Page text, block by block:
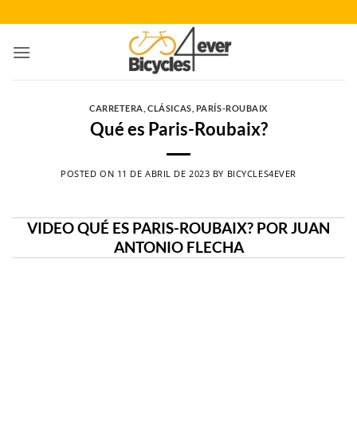
al
contenido
CARRETERA ,CLÁSICAS PARÍS-ROUBAIX
Qué es Paris-Roubaix?
POSTED ON 11 DE ABRIL DE 2023 BY BICYCLES4EVER
VIDEO QUÉ ES PARIS-ROUBAIX? POR JUAN
ANTONIO FLECHA